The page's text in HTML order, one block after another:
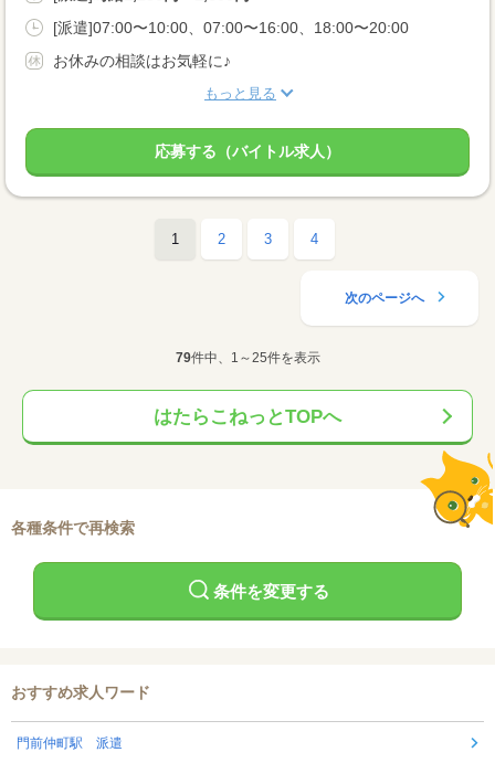
[派遣]07:00〜10:00、07:00〜16:00、18:00〜20:00
お休みの相談はお気軽に♪
もっと見る
応募する（バイトル求人）
1 2 3 4
次のページへ
79件中、1～25件を表示
はたらこねっとTOPへ
各種条件で再検索
条件を変更する
おすすめ求人ワード
門前仲町駅 派遣